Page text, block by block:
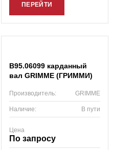
ПЕРЕЙТИ
B95.06099 карданный
вал GRIMME (ГРИММИ)
Производитель: GRIMME
Наличие: В пути
Цена
По запросу